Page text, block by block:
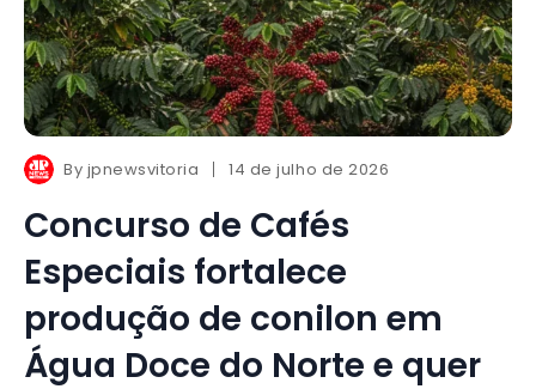
By jpnewsvitoria 14 de julho de 2026
Concurso de Cafés
Especiais fortalece
produção de conilon em
Água Doce do Norte e quer